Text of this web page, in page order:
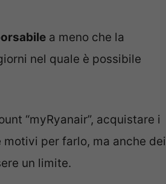
a meno che la
nel quale è possibile
“myRyanair”, acquistare i
per farlo, ma anche dei
un limite.